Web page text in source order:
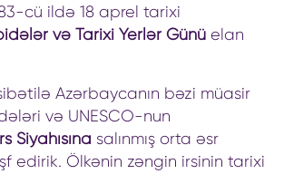
cü ildə 18 aprel tarixi
və Tarixi Yerlər Günü elan
Azərbaycanın bəzi müasir
və UNESCO-nun
Siyahısına salınmış orta əsr
edirik. Ölkənin zəngin irsinin tarixi